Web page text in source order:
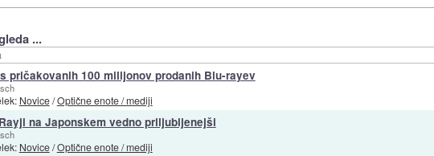
...
pričakovanih 100 milijonov prodanih Blu-rayev
Novice/Optične enote / mediji
na Japonskem vedno priljubljenejši
Novice/Optične enote / mediji